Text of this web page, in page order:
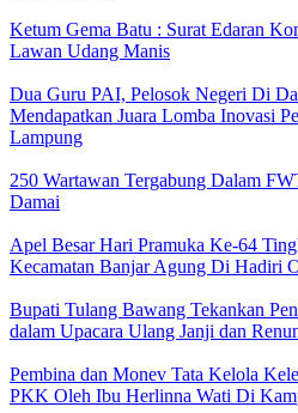
Ketum Gema Batu : Surat Edaran
Lawan Udang Manis
Dua Guru PAI, Pelosok Negeri Di
Mendapatkan Juara Lomba Inovasi
Lampung
250 Wartawan Tergabung Dalam
Damai
Apel Besar Hari Pramuka Ke-64
Kecamatan Banjar Agung Di Hadiri
Bupati Tulang Bawang Tekankan
dalam Upacara Ulang Janji dan
Pembina dan Monev Tata Kelola
PKK Oleh Ibu Herlinna Wati Di